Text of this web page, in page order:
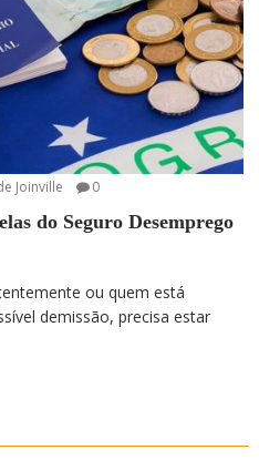
Joinville 0
do Seguro Desemprego
ou quem está
demissão, precisa estar